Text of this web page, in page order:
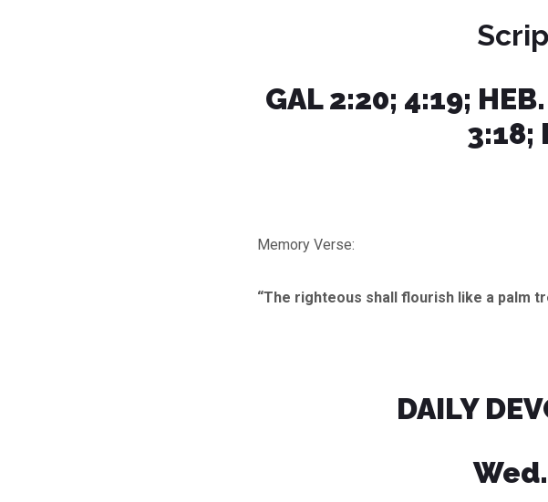
GAL 2:20; 4:19;
3:18;
Memory Verse:
“The righteous shall flourish like a palm
DAILY